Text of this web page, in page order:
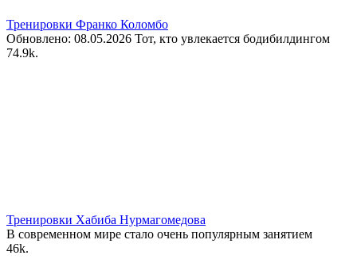
Тренировки Франко Коломбо
Обновлено: 08.05.2026 Тот, кто увлекается бодибилдингом
74.9k.
Тренировки Хабиба Нурмагомедова
В современном мире стало очень популярным занятием
46k.